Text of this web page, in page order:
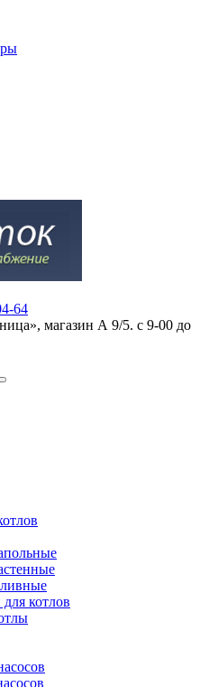
64
магазин А 9/5. с 9-00 до
котлов